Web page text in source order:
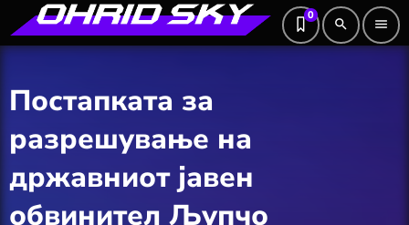
0
search menu
Постапката за
разрешување на
државниот јавен
обвинител Љупчо